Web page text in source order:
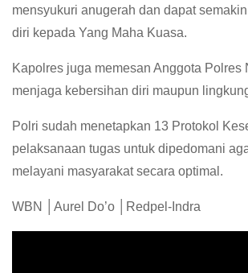
mensyukuri anugerah dan dapat
diri kepada Yang Maha Kuasa.
Kapolres juga memesan Anggota Polres
menjaga kebersihan diri maupun
Polri sudah menetapkan 13 Protokol
pelaksanaan tugas untuk dipedomani
melayani masyarakat secara optimal.
WBN │Aurel Do’o │Redpel-Indra